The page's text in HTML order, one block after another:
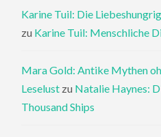
Karine Tuil: Die
zu Karine Tuil: Menschliche
Mara Gold: Antike Mythen
Leselust zu Natalie Haynes:
Thousand Ships